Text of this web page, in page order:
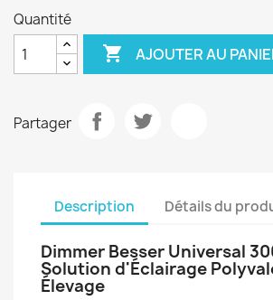
Quantité
 AJOUTER AU
Partager
Description Détails du
Dimmer Besser Universal
Solution d'Éclairage
Élevage